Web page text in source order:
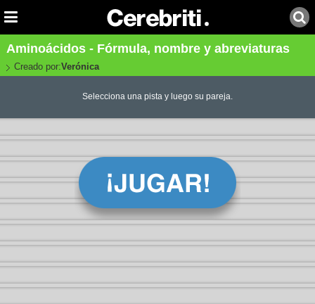
Aminoácidos - Fórmula, nombre y abreviaturas
Creado por:Verónica
Selecciona una pista y luego su pareja.